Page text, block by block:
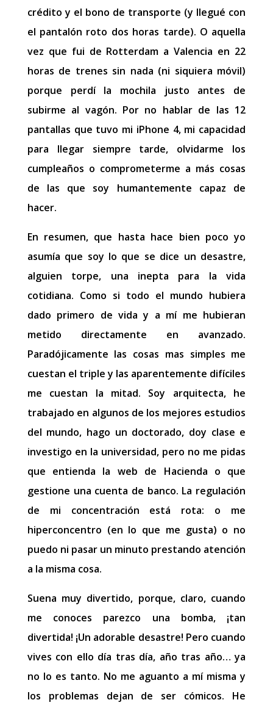
crédito y el bono de transporte (y llegué con
el pantalón roto dos horas tarde). O aquella
vez que fui de Rotterdam a Valencia en 22
horas de trenes sin nada (ni siquiera móvil)
porque perdí la mochila justo antes de
subirme al vagón. Por no hablar de las 12
pantallas que tuvo mi iPhone 4, mi capacidad
para llegar siempre tarde, olvidarme los
cumpleaños o comprometerme a más cosas
de las que soy humantemente capaz de
hacer.
En resumen, que hasta hace bien poco yo
asumía que soy lo que se dice un desastre,
alguien torpe, una inepta para la vida
cotidiana. Como si todo el mundo hubiera
dado primero de vida y a mí me hubieran
metido directamente en avanzado.
Paradójicamente las cosas mas simples me
cuestan el triple y las aparentemente difíciles
me cuestan la mitad. Soy arquitecta, he
trabajado en algunos de los mejores estudios
del mundo, hago un doctorado, doy clase e
investigo en la universidad, pero no me pidas
que entienda la web de Hacienda o que
gestione una cuenta de banco. La regulación
de mi concentración está rota: o me
hiperconcentro (en lo que me gusta) o no
puedo ni pasar un minuto prestando atención
a la misma cosa.
Suena muy divertido, porque, claro, cuando
me conoces parezco una bomba, ¡tan
divertida! ¡Un adorable desastre! Pero cuando
vives con ello día tras día, año tras año… ya
no lo es tanto. No me aguanto a mí misma y
los problemas dejan de ser cómicos. He